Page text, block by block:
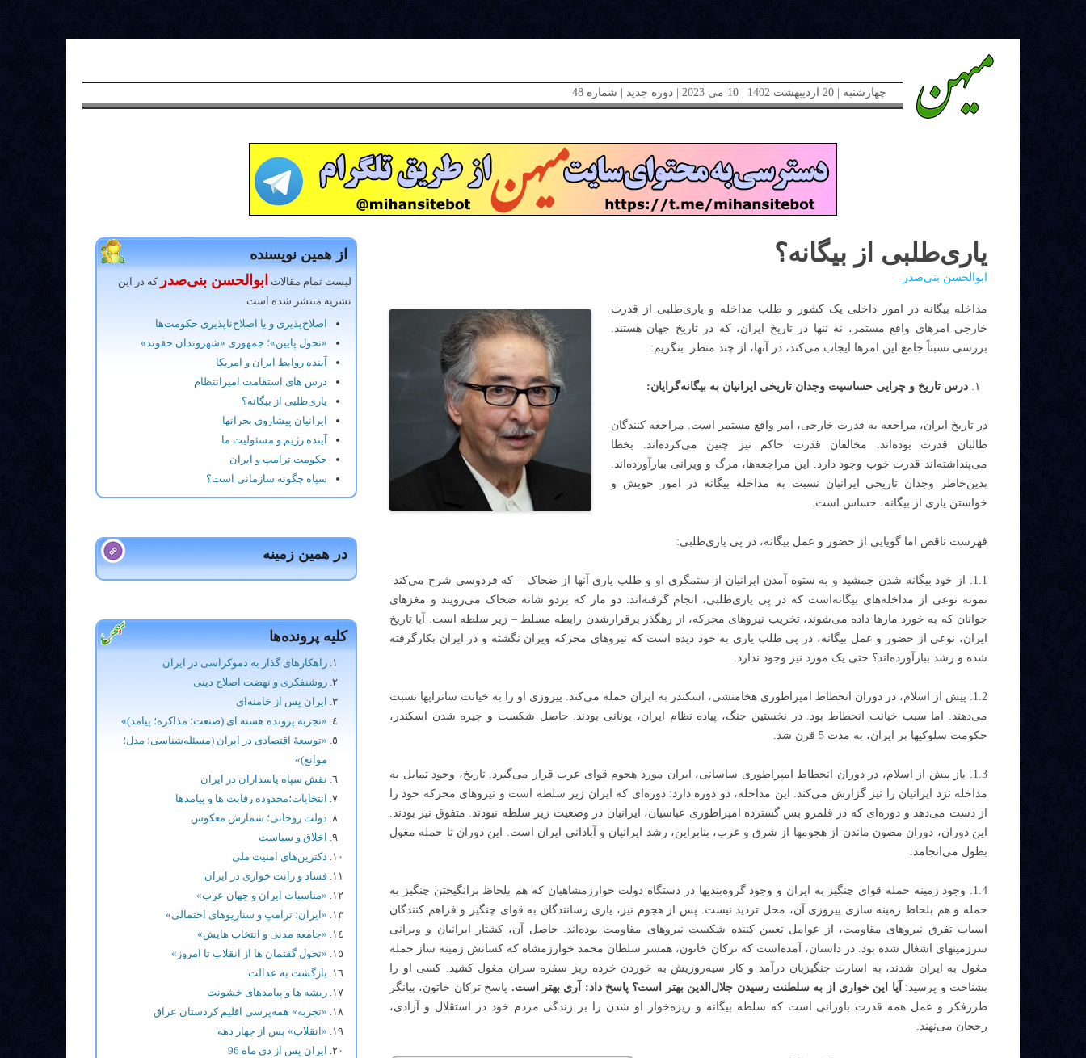
چهارشنبه | 20 اردیبهشت 1402 | 10 می 2023 | دوره جدید | شماره 48
یاری‌طلبی از بیگانه؟
ابوالحسن بنی‌صدر
مداخله بیگانه در امور داخلی یک کشور و طلب مداخله و یاری‌طلبی از قدرت
خارجی امرهای واقع مستمر، نه تنها در تاریخ ایران، که در تاریخ جهان هستند.
بررسی نسبتاً جامع این امرها ایجاب می‌کند، در آنها، از چند منظر بنگریم:
درس تاریخ و چرایی حساسیت وجدان تاریخی ایرانیان به بیگانه‌گرایان:
در تاریخ ایران، مراجعه به قدرت خارجی، امر واقع مستمر است. مراجعه کنندگان
طالبان قدرت بوده‌اند. مخالفان قدرت حاکم نیز چنین می‌کرده‌اند. بخطا
می‌پنداشته‌اند قدرت خوب وجود دارد. این مراجعه‌ها، مرگ و ویرانی ببارآورده‌اند.
بدین‌‌خاطر وجدان تاریخی ایرانیان نسبت به مداخله بیگانه در امور خویش و
خواستن یاری از بیگانه، حساس است.
فهرست ناقص اما گویایی از حضور و عمل بیگانه، در پی یاری‌طلبی:
1.1. از خود بیگانه شدن جمشید و به ستوه آمدن ایرانیان از ستمگری او و طلب یاری آنها از ضحاک – که فردوسی شرح می‌کند-
نمونه نوعی از مداخله‌های بیگانه‌است که در پی یاری‌طلبی، انجام گرفته‌اند: دو مار که بردو شانه ضحاک می‌رویند و مغزهای
جوانان که به خورد مارها داده می‌شوند، تخریب نیروهای محرکه، از رهگذر برقرارشدن رابطه مسلط – زیر سلطه است. آیا تاریخ
ایران، نوعی از حضور و عمل بیگانه، در پی طلب یاری به خود دیده‌ است که نیروهای محرکه ویران نگشته و در ایران بکارگرفته
شده و رشد ببارآورده‌اند؟ حتی یک مورد نیز وجود ندارد.
1.2. پیش از اسلام، در دوران انحطاط امپراطوری هخامنشی، اسکندر به ایران حمله می‌کند. پیروزی او را به خیانت ساتراپها نسبت
می‌دهند. اما سبب خیانت انحطاط بود. در نخستین جنگ، پیاده نظام ایران، یونانی بودند. حاصل شکست و چیره شدن اسکندر،
حکومت سلوکیها بر ایران، به مدت 5 قرن شد.
1.3. باز پیش از اسلام، در دوران انحطاط امپراطوری ساسانی، ایران مورد هجوم قوای عرب قرار می‌گیرد. تاریخ، وجود تمایل به
مداخله نزد ایرانیان را نیز گزارش می‌کند. این مداخله، دو دوره دارد: دوره‌ای که ایران زیر سلطه است و نیروهای محرکه خود را
از دست می‌دهد و دوره‌ای که در قلمرو بس گسترده امپراطوری عباسیان، ایرانیان در وضعیت زیر سلطه نبودند. متفوق نیز بودند.
این دوران، دوران مصون ماندن از هجومها از شرق و غرب، بنابراین، رشد ایرانیان و آبادانی ایران است. این دوران تا حمله مغول
بطول می‌انجامد.
1.4. وجود زمینه حمله قوای چنگیز به ایران و وجود گروه‌بندیها در دستگاه دولت خوارزمشاهیان که هم بلحاظ برانگیختن چنگیز به
حمله و هم بلحاظ زمینه سازی پیروزی آن، محل تردید نیست. پس از هجوم نیز، یاری رسانندگان به قوای چنگیز و فراهم کنندگان
اسباب تفرق نیروهای مقاومت، از عوامل تعیین کننده شکست نیروهای مقاومت بوده‌اند. حاصل آن، کشتار ایرانیان و ویرانی
سرزمینهای اشغال شده بود. در داستان، آمده‌است که ترکان خاتون، همسر سلطان محمد خوارزمشاه که کسانش زمینه ساز حمله
مغول به ایران شدند، به اسارت چنگیزیان درآمد و کار سیه‌روزیش به خوردن خرده ریز سفره سران مغول کشید. کسی او را
بشناخت و پرسید: آیا این خواری از به سلطنت رسیدن جلال‌الدین بهتر است؟ پاسخ داد: آری بهتر است. پاسخ ترکان خاتون، بیانگر
طرزفکر و عمل همه قدرت باورانی است که سلطه بیگانه و ریزه‌خوار او شدن را بر زندگی مردم خود در استقلال و آزادی،
رجحان می‌نهند.
از همین نویسنده
لیست تمام مقالات ابوالحسن بنی‌صدر که در این
نشریه منتشر شده است
اصلاح‌پذیری و یا اصلاح‌ناپذیری حکومت‌ها
«تحول پایین»؛ جمهوری «شهروندان حقوند»
آینده روابط ایران و امریکا
درس های استقامت امیرانتظام
یاری‌طلبی از بیگانه؟
ایرانیان پیشاروی بحرانها
آینده رﮊیم و مسئولیت ما
حکومت ترامپ و ایران
سپاه چگونه سازمانی است؟
در همین زمینه
کلیه پرونده‌ها
راهکارهای گذار به دموکراسی در ایران
روشنفکری و نهضت اصلاح دینی
ایران پس از خامنه‌ای
«تجربه پرونده هسته ای (صنعت؛ مذاکره؛ پیامد)»
«توسعۀ اقتصادی در ایران (مسئله‌شناسی؛ مدل؛
موانع)»
نقش سپاه پاسداران در ایران
انتخابات؛محدوده رقابت ها و پيامدها
دولت روحانی؛ شمارش معکوس
اخلاق و سیاست
دکترین‌های امنیت ملی
فساد و رانت خواری در ایران
«مناسبات ایران و جهان عرب»
«ایران؛ ترامپ و سناریوهای احتمالی»
«جامعه مدنی و انتخاب هایش»
«تحول گفتمان ها از انقلاب تا امروز»
بازگشت به عدالت
ریشه ها و پیامدهای خشونت
«تجربه» همه‌پرسی اقلیم کردستان عراق
«انقلاب» پس از چهار دهه
ایران پس از دی ماه 96